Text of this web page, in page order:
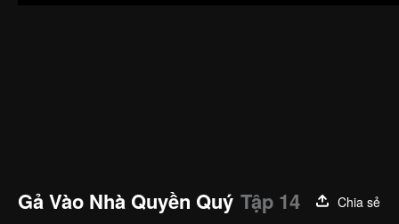
Gả Vào Nhà Quyền Quý Tập 14
Chia sẻ